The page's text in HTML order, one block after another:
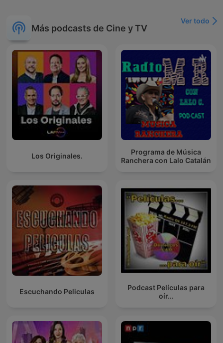
Más podcasts de Cine y TV
Ver todo
Los Originales.
Programa de Música
Ranchera con Lalo Catalán
Escuchando Peliculas
Podcast Películas para
oír...